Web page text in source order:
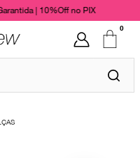
| 10%Off no PIX
0